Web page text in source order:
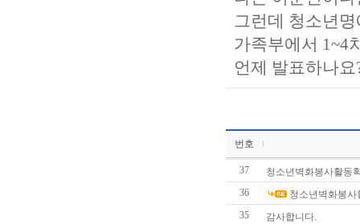
그런데 청소년
가족부에서 1~4
언제 발표하나
번호
37
청소년벽화봉사활동
36
청소년벽화봉
35
감사합니다.